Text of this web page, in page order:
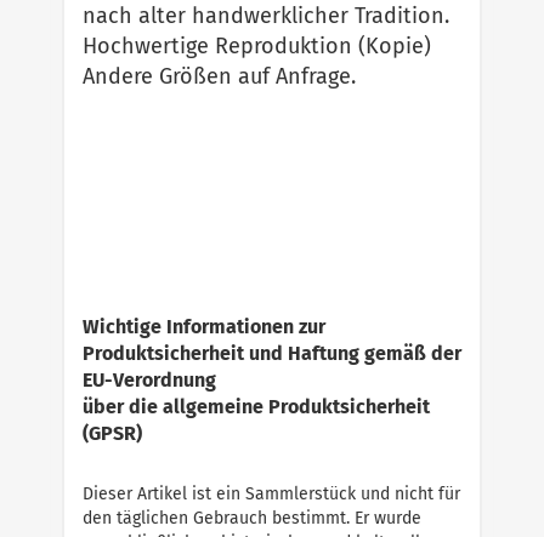
nach alter handwerklicher Tradition.
Hochwertige Reproduktion (Kopie)
Andere Größen auf Anfrage.
Wichtige Informationen zur
Produktsicherheit und Haftung gemäß der
EU-Verordnung
über die allgemeine Produktsicherheit
(GPSR)
Dieser Artikel ist ein Sammlerstück und nicht für
den täglichen Gebrauch bestimmt. Er wurde